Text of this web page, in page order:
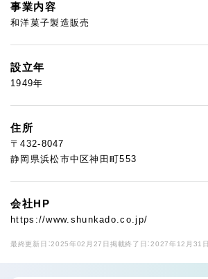
事業内容
和洋菓子製造販売
設立年
1949年
住所
〒432-8047
静岡県浜松市中区神田町553
会社HP
https://www.shunkado.co.jp/
最終更新日：2025年02月27日 掲載終了日：2027年12月31日